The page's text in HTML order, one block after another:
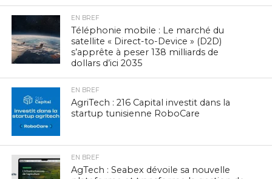
EN BREF
Téléphonie mobile : Le marché du
satellite « Direct-to-Device » (D2D)
s’apprête à peser 138 milliards de
dollars d’ici 2035
EN BREF
AgriTech : 216 Capital investit dans la
startup tunisienne RoboCare
EN BREF
AgTech : Seabex dévoile sa nouvelle